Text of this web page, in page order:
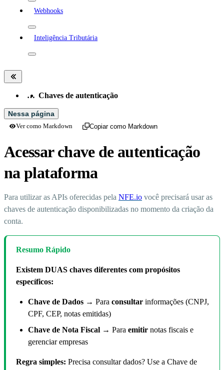
Webhooks
Inteligência Tributária
… Chaves de autenticação
Nessa página
Ver como Markdown Copiar como Markdown
Acessar chave de autenticação
na plataforma
Para utilizar as APIs oferecidas pela NFE.io você precisará usar as
chaves de autenticação disponibilizadas no momento da criação da
conta.
Resumo Rápido
Existem DUAS chaves diferentes com propósitos
específicos:
Chave de Dados → Para consultar informações (CNPJ,
CPF, CEP, notas emitidas)
Chave de Nota Fiscal → Para emitir notas fiscais e
gerenciar empresas
Regra simples: Precisa consultar dados? Use a Chave de